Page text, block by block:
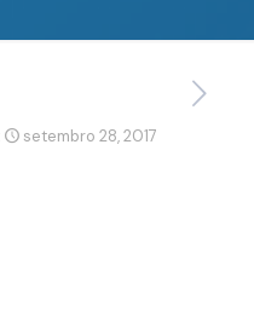
setembro 28, 2017